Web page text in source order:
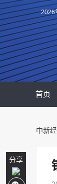
分享
2026
首页
中新